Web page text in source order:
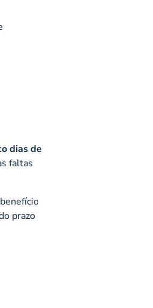
dias de
faltas
prazo